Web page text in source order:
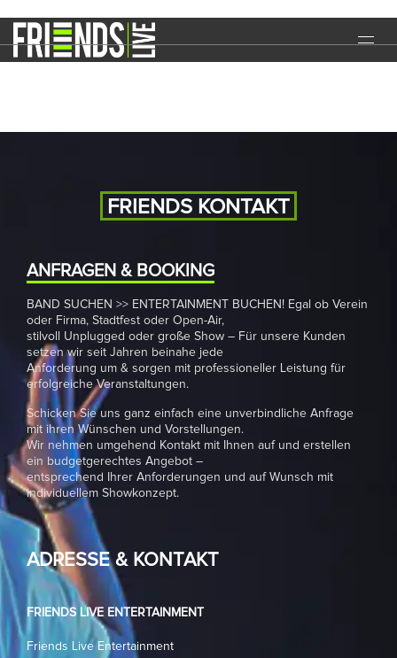
REFERENZEN
DOWNLOADS
KONTAKT
IMPRESSUM
TSG Fest 2019
FRIENDS KONTAKT
ANFRAGEN & BOOKING
BAND SUCHEN >> ENTERTAINMENT BUCHEN! Egal ob Verein
oder Firma, Stadtfest oder Open-Air,
stilvoll Unplugged oder große Show – Für unsere Kunden
setzen wir seit Jahren beinahe jede
Anforderung um & sorgen mit professioneller Leistung für
erfolgreiche Veranstaltungen.
Schicken Sie uns ganz einfach eine unverbindliche Anfrage
mit ihren Wünschen und Vorstellungen.
Wir nehmen umgehend Kontakt mit Ihnen auf und erstellen
ein budgetgerechtes Angebot –
entsprechend Ihrer Anforderungen und auf Wunsch mit
individuellem Showkonzept.
ADRESSE & KONTAKT
FRIENDS LIVE ENTERTAINMENT
Friends Live Entertainment